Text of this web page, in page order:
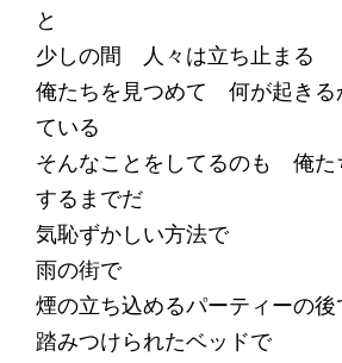
と
少しの間 人々は立ち止まる
俺たちを見つめて 何が起きる
ている
そんなことをしてるのも 俺た
するまでだ
気恥ずかしい方法で
雨の街で
煙の立ち込めるパーティーの後
踏みつけられたベッドで